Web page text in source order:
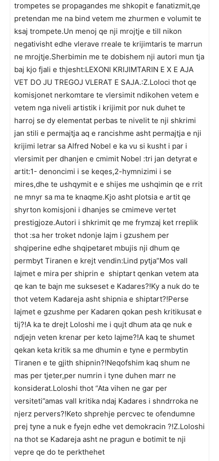
trompetes se propagandes me shkopit e fanatizmit,qe
pretendan me na bind vetem me zhurmen e volumit te
ksaj trompete.Un menoj qe nji mrojtje e till nikon
negativisht edhe vlerave rreale te krijimtaris te marrun
ne mrojtje.Sherbimin me te dobishem nji autori mun tja
baj kjo fjali e thjesht:LEXONI KRIJIMTARIN E X E AJA
VET DO JU TREGOJ VLERAT E SAJA.:Z.Loloci thot qe
komisjonet nerkomtare te vlersimit ndikohen vetem e
vetem nga niveli artistik i krijimit por nuk duhet te
harroj se dy elementat perbas te nivelit te nji shkrimi
jan stili e permajtja aq e rancishme asht permajtja e nji
krijimi letrar sa Alfred Nobel e ka vu si kusht i par i
vlersimit per dhanjen e cmimit Nobel :tri jan detyrat e
artit:1- denoncimi i se keqes,2-hymnizimi i se
mires,dhe te ushqymit e e shijes me ushqimin qe e rrit
ne mnyr sa ma te knaqme.Kjo asht plotsia e artit qe
shyrton komisjoni i dhanjes se cmimeve vertet
prestigjoze.Autori i shkrimit qe me frymzaj ket rreplik
thot :sa her troket ndonje lajm i gzushem per
shqiperine edhe shqipetaret mbujis nji dhum qe
permbyt Tiranen e krejt vendin:Lind pytja”Mos vall
lajmet e mira per shiprin e shiptart qenkan vetem ata
qe kan te bajn me sukseset e Kadares?!Ky a nuk do te
thot vetem Kadareja asht shipnia e shiptart?!Perse
lajmet e gzushme per Kadaren qokan pesh kritikusat e
tij?!A ka te drejt Loloshi me i qujt dhum ata qe nuk e
ndjejn veten krenar per keto lajme?!A kaq te shumet
qekan keta kritik sa me dhumin e tyne e permbytin
Tiranen e te gjith shipnin?!Neqofshim kaq shum ne
mas per tjeter,per numrin i tyne duhen marr ne
konsiderat.Loloshi thot “Ata vihen ne gar per
versiteti”amas vall kritika ndaj Kadares i shndrroka ne
njerz pervers?!Keto shprehje percvec te ofendumne
prej tyne a nuk e fyejn edhe vet demokracin ?!Z.Loloshi
na thot se Kadareja asht ne pragun e botimit te nji
vepre qe do te perkthehet